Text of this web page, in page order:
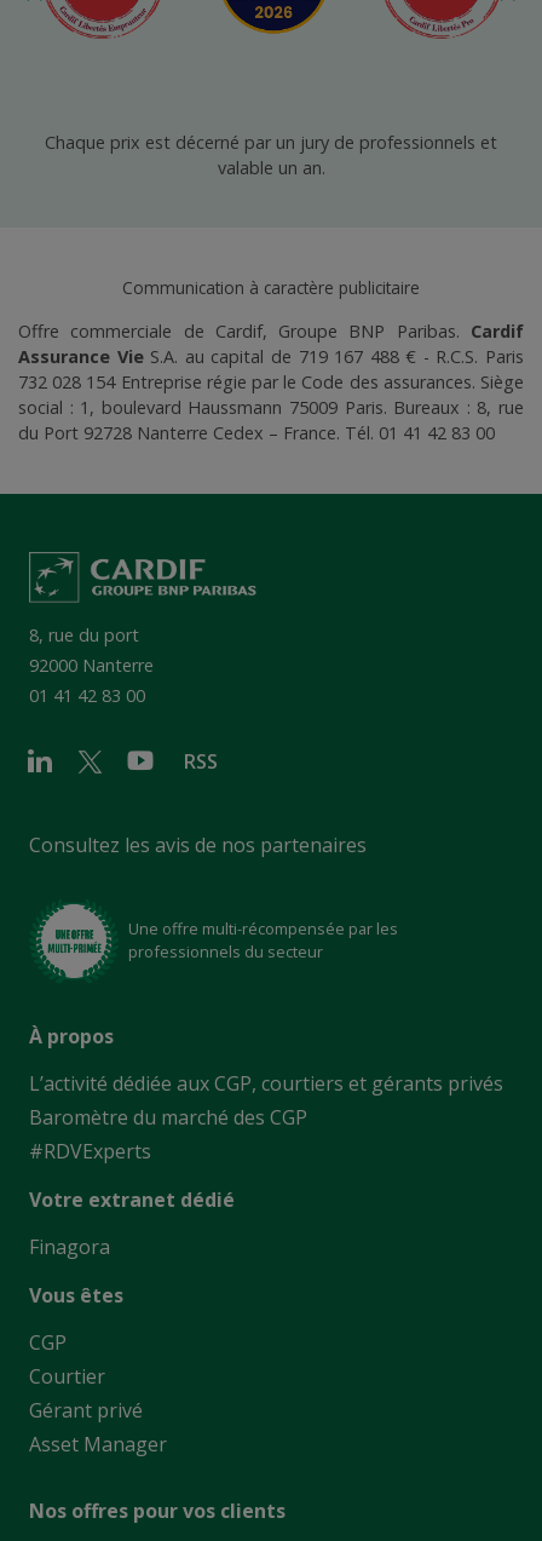
Chaque prix est décerné par un jury de professionnels et
valable un an.
Communication à caractère publicitaire
Offre commerciale de Cardif, Groupe BNP Paribas. Cardif
Assurance VieS.A. au capital de 719 167 488 € - R.C.S. Paris
732 028 154 Entreprise régie par le Code des assurances. Siège
social : 1, boulevard Haussmann 75009 Paris. Bureaux : 8, rue
du Port 92728 Nanterre Cedex – France. Tél. 01 41 42 83 00
8, rue du port
92000 Nanterre
01 41 42 83 00
RSS
Consultez les avis de nos partenaires
Une offre multi-récompensée par les
professionnels du secteur
À propos
L’activité dédiée aux CGP, courtiers et gérants privés
Baromètre du marché des CGP
#RDVExperts
Votre extranet dédié
Finagora
Vous êtes
CGP
Courtier
Gérant privé
Asset Manager
Nos offres pour vos clients